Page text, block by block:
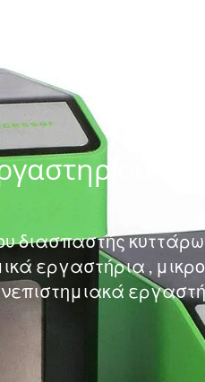
διασπαστής
εργαστήρια ,